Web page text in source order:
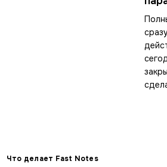
Что делает Fast Notes